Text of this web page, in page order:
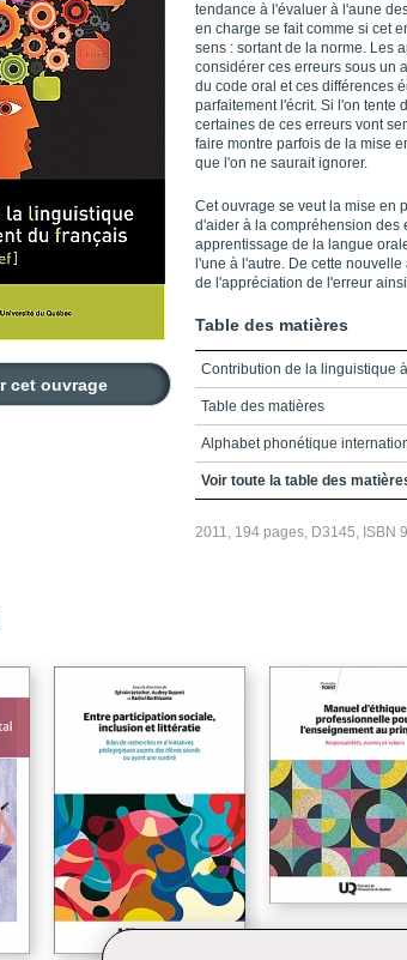
cet ouvrage
tendance à l'évaluer à l'aune
en charge se fait comme si cet
sens : sortant de la norme. Les
considérer ces erreurs sous un
du code oral et ces différences
parfaitement l'écrit. Si l'on tente
certaines de ces erreurs vont
faire montre parfois de la mise
que l'on ne saurait ignorer.
Cet ouvrage se veut la mise en
d'aider à la compréhension des
apprentissage de la langue
l'une à l'autre. De cette
de l'appréciation de l'erreur
Table des matières
Contribution de la linguistique
Table des matières
Alphabet phonétique
Introduction
Voir toute la table des
2011, 194 pages, D3145, ISBN